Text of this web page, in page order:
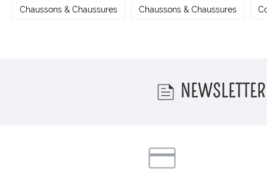
Chaussons & Chaussures
Chaussons & Chaussures
NEWSLETTER